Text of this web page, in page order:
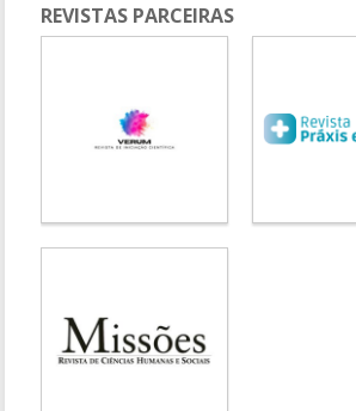
REVISTAS PARCEIRAS